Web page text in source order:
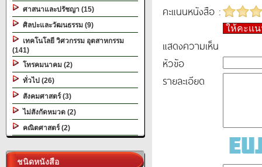
ศาสนาและปรัชญา (15)
ศิลปะและวัฒนธรรม (9)
เทคโนโลยี วิศวกรรม อุตสาหกรรม
(141)
โทรคมนาคม (2)
ทั่วไป (26)
สังคมศาสตร์ (3)
ไม่สังกัดหมวด (2)
คณิตศาสตร์ (2)
ชนิดหนังสือ
คะแนนหนังสือ :
ให้คะแ
แสดงความเห็น
หัวข้อ
รายละเอียด